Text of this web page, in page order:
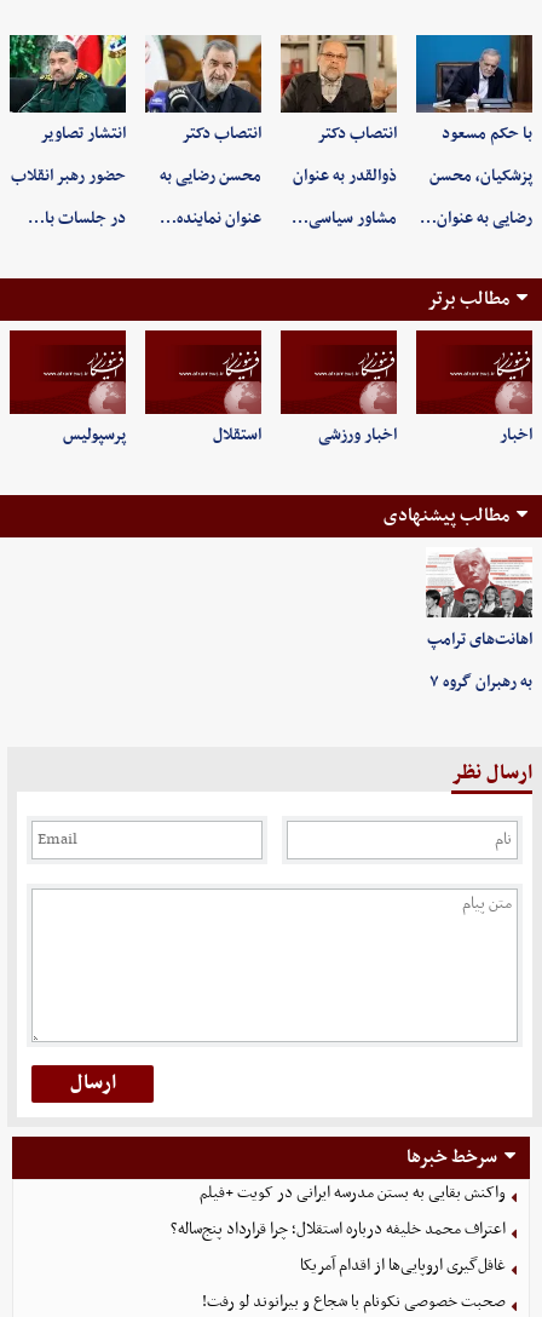
با حکم مسعود
پزشکیان، محسن
رضایی به عنوان…
انتصاب دکتر
ذوالقدر به عنوان
مشاور سیاسی…
انتصاب دکتر
محسن رضایی به
عنوان نماینده…
انتشار تصاویر
حضور رهبر انقلاب
در جلسات با…
مطالب برتر
اخبار اخبار ورزشی استقلال پرسپولیس
مطالب پیشنهادی
اهانت‌های ترامپ
به رهبران گروه ۷
ارسال نظر
سرخط خبرها
واکنش بقایی به بستن مدرسه ایرانی در کویت +فیلم
اعتراف محمد خلیفه درباره استقلال؛ چرا قرارداد پنج‌ساله؟
غافل‌گیری اروپایی‌ها از اقدام آمریکا
صحبت خصوصی نکونام با شجاع و بیرانوند لو رفت!